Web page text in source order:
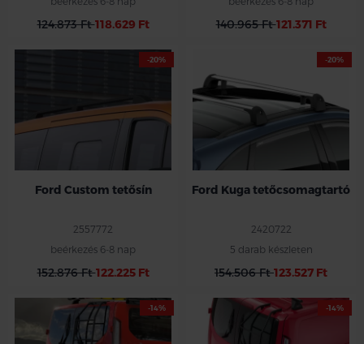
124.873 Ft118.629 Ft 140.965 Ft121.371 Ft
-20%
Ford Custom tetősín
2557772
beérkezés 6-8 nap
152.876 Ft122.225 Ft
-20%
Ford Kuga tetőcsomagtartó
2420722
5 darab készleten
154.506 Ft123.527 Ft
-14% -14%